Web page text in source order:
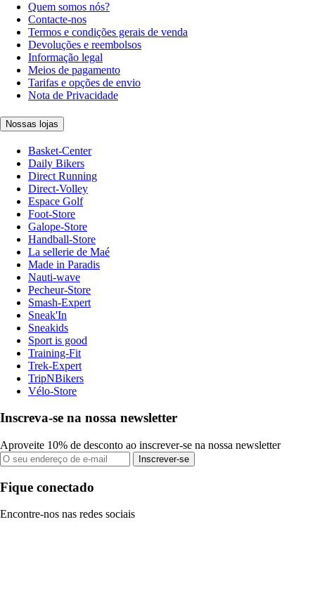
Quem somos nós?
Contacte-nos
Termos e condições gerais de venda
Devoluções e reembolsos
Informação legal
Meios de pagamento
Tarifas e opções de envio
Nota de Privacidade
Nossas lojas
Basket-Center
Daily Bikers
Direct Running
Direct-Volley
Espace Golf
Foot-Store
Galope-Store
Handball-Store
La sellerie de Maé
Made in Paradis
Nauti-wave
Pecheur-Store
Smash-Expert
Sneak'In
Sneakids
Sport is good
Training-Fit
Trek-Expert
TripNBikers
Vélo-Store
Inscreva-se na nossa newsletter
Aproveite 10% de desconto ao inscrever-se na nossa newsletter
Inscrever-se
Fique conectado
Encontre-nos nas redes sociais